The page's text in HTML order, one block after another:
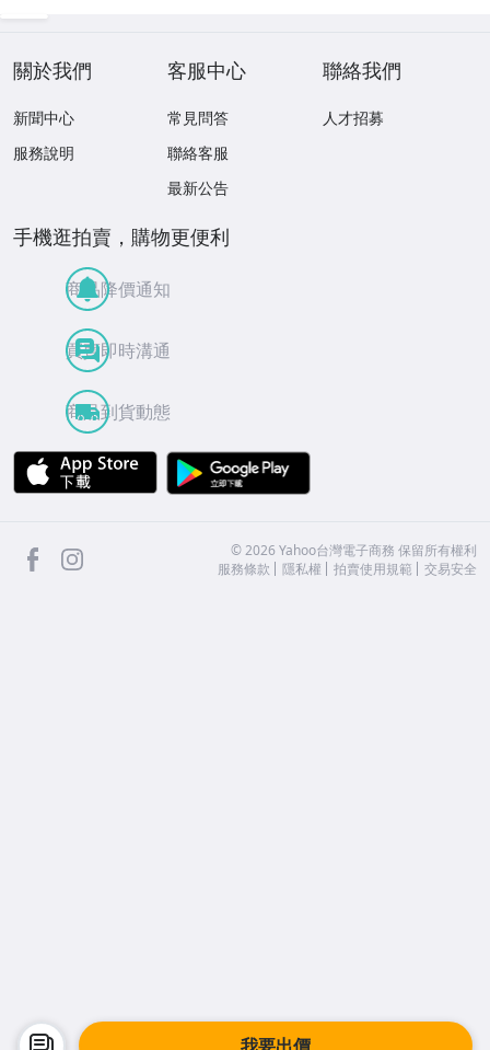
關於我們
新聞中心
服務說明
客服中心
常見問答
聯絡客服
最新公告
聯絡我們
人才招募
手機逛拍賣，購物更便利
商品降價通知
買賣即時溝通
商品到貨動態
APP Store
facebook ©2026 Yahoo台灣電子商務 保留所有權利
服務條款
隱私權 拍賣使用規範 交易安全